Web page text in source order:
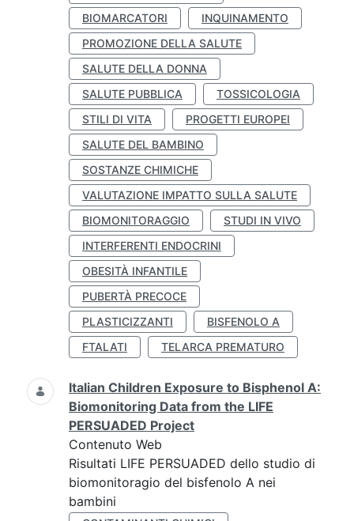
BIOMARCATORI
INQUINAMENTO
PROMOZIONE DELLA SALUTE
SALUTE DELLA DONNA
SALUTE PUBBLICA
TOSSICOLOGIA
STILI DI VITA
PROGETTI EUROPEI
SALUTE DEL BAMBINO
SOSTANZE CHIMICHE
VALUTAZIONE IMPATTO SULLA SALUTE
BIOMONITORAGGIO
STUDI IN VIVO
INTERFERENTI ENDOCRINI
OBESITÀ INFANTILE
PUBERTÀ PRECOCE
PLASTICIZZANTI
BISFENOLO A
FTALATI
TELARCA PREMATURO
Italian Children Exposure to Bisphenol A:
Biomonitoring Data from the LIFE
PERSUADED Project
Contenuto Web
Risultati LIFE PERSUADED dello studio di
biomonitoragio del bisfenolo A nei
bambini